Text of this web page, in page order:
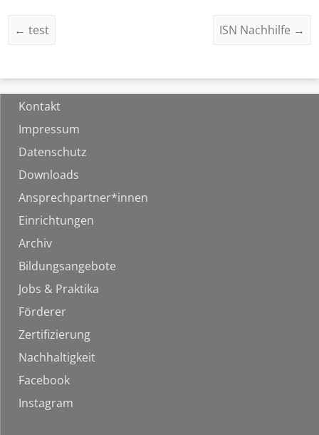
← test ISN Nachhilfe →
Kontakt
Impressum
Datenschutz
Downloads
Ansprechpartner*innen
Einrichtungen
Archiv
Bildungsangebote
Jobs & Praktika
Förderer
Zertifizierung
Nachhaltigkeit
Facebook
Instagram